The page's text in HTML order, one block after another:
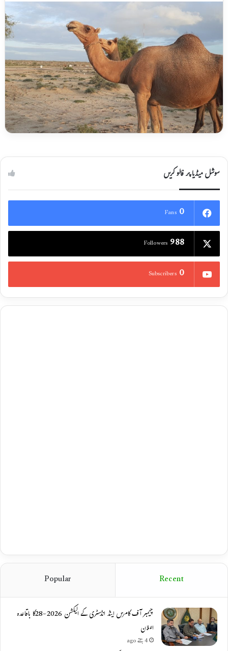
سوشل میڈیا پر فالو کریں
0
Fans
988
Followers
0
Subscribers
Recent
Popular
چیمبر آف کامرس اینڈ انڈسٹری کے الیکشن 2026-28کا باقاعدہ
اعلان
4 ہفتے ago